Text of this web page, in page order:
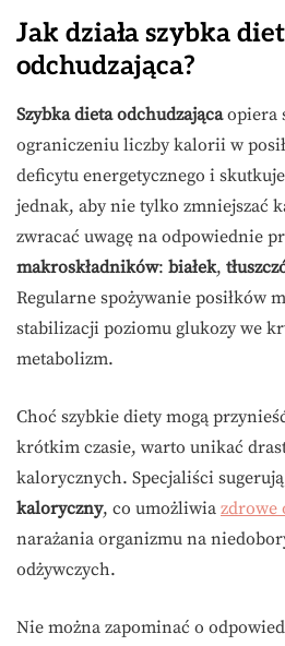
Jak działa szybka
odchudzająca?
Szybka dieta odchudzającaopiera
ograniczeniu liczby kalorii w
deficytu energetycznego i
jednak, aby nie tylko zmniejszać
zwracać uwagę na odpowiednie
makroskładników: białek,
Regularne spożywanie posiłków
stabilizacji poziomu glukozy we
metabolizm.
Choć szybkie diety mogą
krótkim czasie, warto unikać
kalorycznych. Specjaliści sugerują
kaloryczny, co umożliwia zdrowe
narażania organizmu na
odżywczych.
Nie można zapominać o